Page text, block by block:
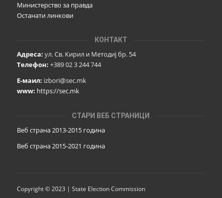
Министерство за правда
Останати линкови
КОНТАКТ
Адреса: ул. Св. Кирил и Методиј бр. 54
Телефон: +389 02 3 244 744
Е-маил: izbori@sec.mk
www: https://sec.mk
СТАРИ ВЕБ СТРАНИЦИ
Веб страна 2013-2015 година
Веб страна 2015-2021 година
Copyright © 2023 | State Election Commission